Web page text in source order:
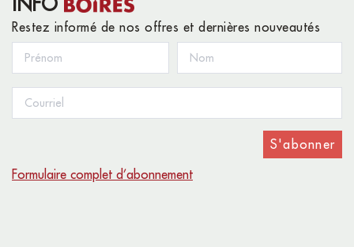
INFO
Restez informé de nos offres et dernières nouveautés
S'abonner
Formulaire complet d’abonnement